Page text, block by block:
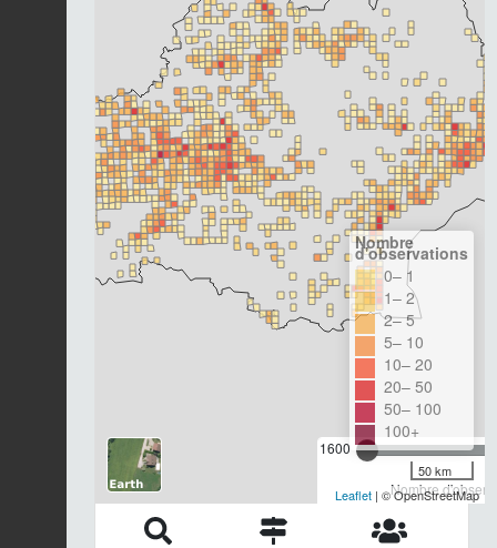
1600
Nombre
Nombre
d'observations
0– 1
1– 2
2– 5
5– 10
10– 20
20– 50
50– 100
100+
50 km
Leaflet | © OpenStreetMap